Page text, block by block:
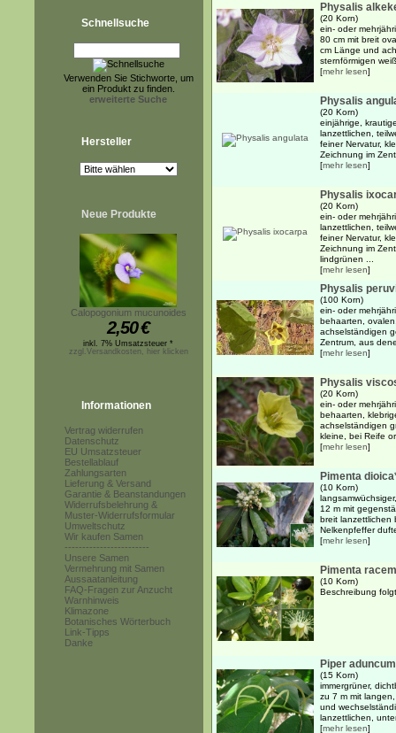
Schnellsuche
Verwenden Sie Stichworte, um
ein Produkt zu finden.
erweiterte Suche
Hersteller
Neue Produkte
Calopogonium mucunoides
2,50€
inkl. 7% Umsatzsteuer *
zzgl.Versandkosten, hier klicken
Informationen
Vertrag widerrufen
Datenschutz
EU Umsatzsteuer
Bestellablauf
Zahlungsarten
Lieferung & Versand
Garantie & Beanstandungen
Widerrufsbelehrung &
Muster-Widerrufsformular
Umweltschutz
Wir kaufen Samen
------------------------
Unsere Samen
Vermehrung mit Samen
Aussaatanleitung
FAQ-Fragen zur Anzucht
Warnhinweis
Klimazone
Botanisches Wörterbuch
Link-Tipps
Danke
Physalis
(20 Korn)
ein- oder
80 cm mit breit
cm Länge und
sternförmigen
[mehr lesen]
Physalis
(20 Korn)
einjährige,
lanzettlichen,
feiner Nervatur,
Zeichnung im
[mehr lesen]
Physalis
(20 Korn)
ein- oder
lanzettlichen,
feiner Nervatur,
Zeichnung im
lindgrünen ...
[mehr lesen]
Physalis
(100 Korn)
ein- oder
behaarten,
achselständigen
Zentrum, aus
[mehr lesen]
Physalis
(20 Korn)
ein- oder
behaarten,
achselständigen
kleine, bei Reife
[mehr lesen]
Pimenta
(10 Korn)
12 m mit
breit lanzettlichen
Nelkenpfeffer
[mehr lesen]
Pimenta
(10 Korn)
Beschreibung
Piper aduncum
(15 Korn)
immergrüner,
zu 7 m mit
und
lanzettlichen,
[mehr lesen]